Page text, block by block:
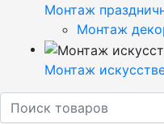
Монтаж
Монтаж
Монтаж